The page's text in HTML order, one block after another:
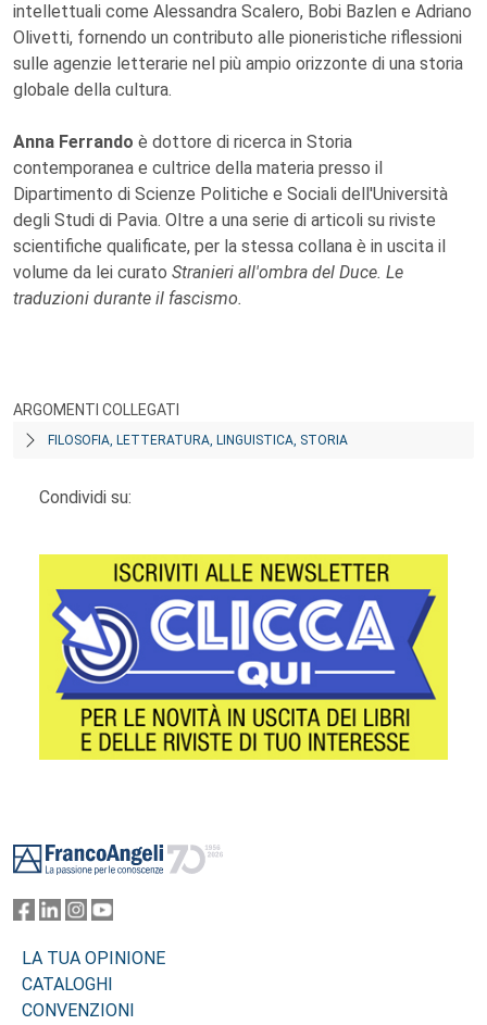
intellettuali come Alessandra Scalero, Bobi Bazlen e Adriano
Olivetti, fornendo un contributo alle pioneristiche riflessioni
sulle agenzie letterarie nel più ampio orizzonte di una storia
globale della cultura.
Anna Ferrando è dottore di ricerca in Storia
contemporanea e cultrice della materia presso il
Dipartimento di Scienze Politiche e Sociali dell'Università
degli Studi di Pavia. Oltre a una serie di articoli su riviste
scientifiche qualificate, per la stessa collana è in uscita il
volume da lei curato Stranieri all'ombra del Duce. Le
traduzioni durante il fascismo.
ARGOMENTI COLLEGATI
FILOSOFIA, LETTERATURA, LINGUISTICA, STORIA
Condividi su:
LA TUA OPINIONE
CATALOGHI
CONVENZIONI